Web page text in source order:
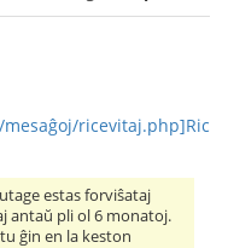
ricevitaj.php]Ric
estas forviŝataj
antaŭ pli ol 6 monatoj.
ĝin en la keston